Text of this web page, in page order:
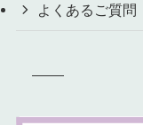
よくあるご質問